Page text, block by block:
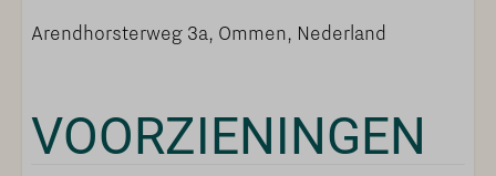
Arendhorsterweg 3a, Ommen, Nederland
VOORZIENINGEN